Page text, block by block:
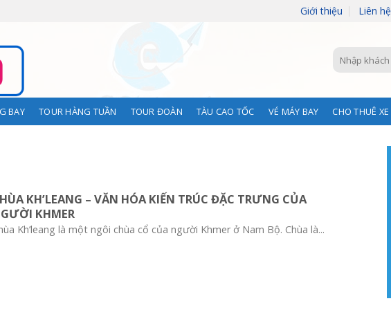
Giới thiệu Liên hệ
kiếm:
BAY TOUR HÀNG TUẦN TOUR ĐOÀN TÀU CAO TỐC VÉ MÁY BAY CHO THUÊ XE
KH’LEANG – VĂN HÓA KIẾN TRÚC ĐẶC TRƯNG CỦA
KHMER
Kh’leang là một ngôi chùa cổ của người Khmer ở Nam Bộ. Chùa là...